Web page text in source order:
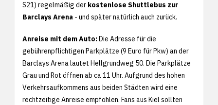
S21) regelmäßig der kostenlose Shuttlebus zur
Barclays Arena - und später natürlich auch zurück.
Anreise mit dem Auto:Die Adresse für die
gebührenpflichtigen Parkplätze (9 Euro für Pkw) an der
Barclays Arena lautet Hellgrundweg 50. Die Parkplätze
Grau und Rot öffnen ab ca 11 Uhr. Aufgrund des hohen
Verkehrsaufkommens aus beiden Städten wird eine
rechtzeitige Anreise empfohlen. Fans aus Kiel sollten